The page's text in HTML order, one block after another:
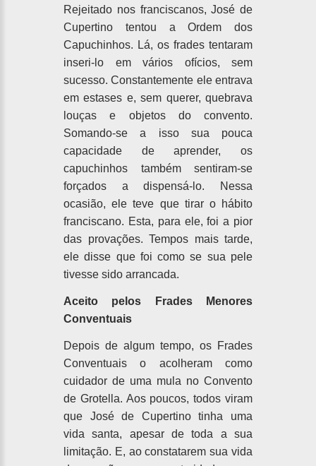
Rejeitado nos franciscanos, José de
Cupertino tentou a Ordem dos
Capuchinhos. Lá, os frades tentaram
inseri-lo em vários ofícios, sem
sucesso. Constantemente ele entrava
em estases e, sem querer, quebrava
louças e objetos do convento.
Somando-se a isso sua pouca
capacidade de aprender, os
capuchinhos também sentiram-se
forçados a dispensá-lo. Nessa
ocasião, ele teve que tirar o hábito
franciscano. Esta, para ele, foi a pior
das provações. Tempos mais tarde,
ele disse que foi como se sua pele
tivesse sido arrancada.
Aceito pelos Frades Menores
Conventuais
Depois de algum tempo, os Frades
Conventuais o acolheram como
cuidador de uma mula no Convento
de Grotella. Aos poucos, todos viram
que José de Cupertino tinha uma
vida santa, apesar de toda a sua
limitação. E, ao constatarem sua vida